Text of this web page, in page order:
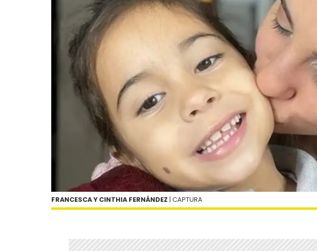
FRANCESCA Y CINTHIA FERNÁNDEZ | CAPTURA